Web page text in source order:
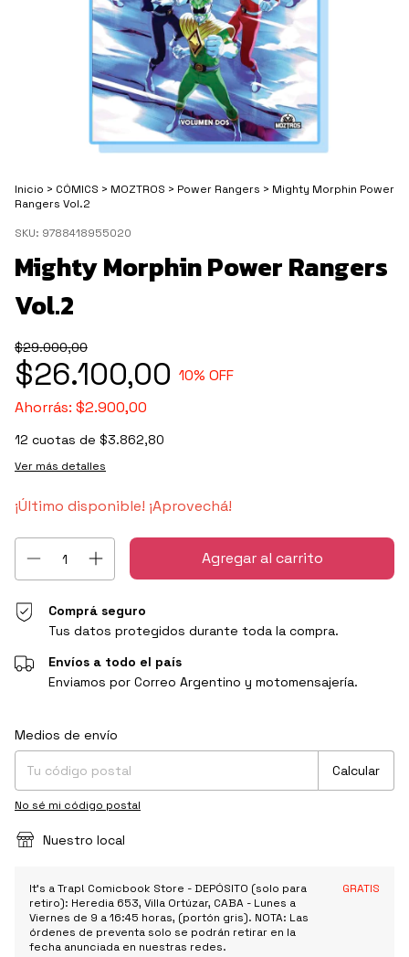
Inicio > CÓMICS > MOZTROS > Power Rangers > Mighty Morphin Power
Rangers Vol.2
SKU: 9788418955020
Mighty Morphin Power Rangers
Vol.2
$29.000,00
$26.100,00 10% OFF
Ahorrás: $2.900,00
12 cuotas de $3.862,80
Ver más detalles
¡Último disponible! ¡Aprovechá!
Comprá seguro
Tus datos protegidos durante toda la compra.
Envíos a todo el país
Enviamos por Correo Argentino y motomensajería.
Entregas para el CP:
Medios de envío
Calcular
No sé mi código postal
Nuestro local
It's a Trap! Comicbook Store - DEPÓSITO (solo para
retiro): Heredia 653, Villa Ortúzar, CABA - Lunes a
Viernes de 9 a 16:45 horas, (portón gris). NOTA: Las
órdenes de preventa solo se podrán retirar en la
fecha anunciada en nuestras redes.
GRATIS